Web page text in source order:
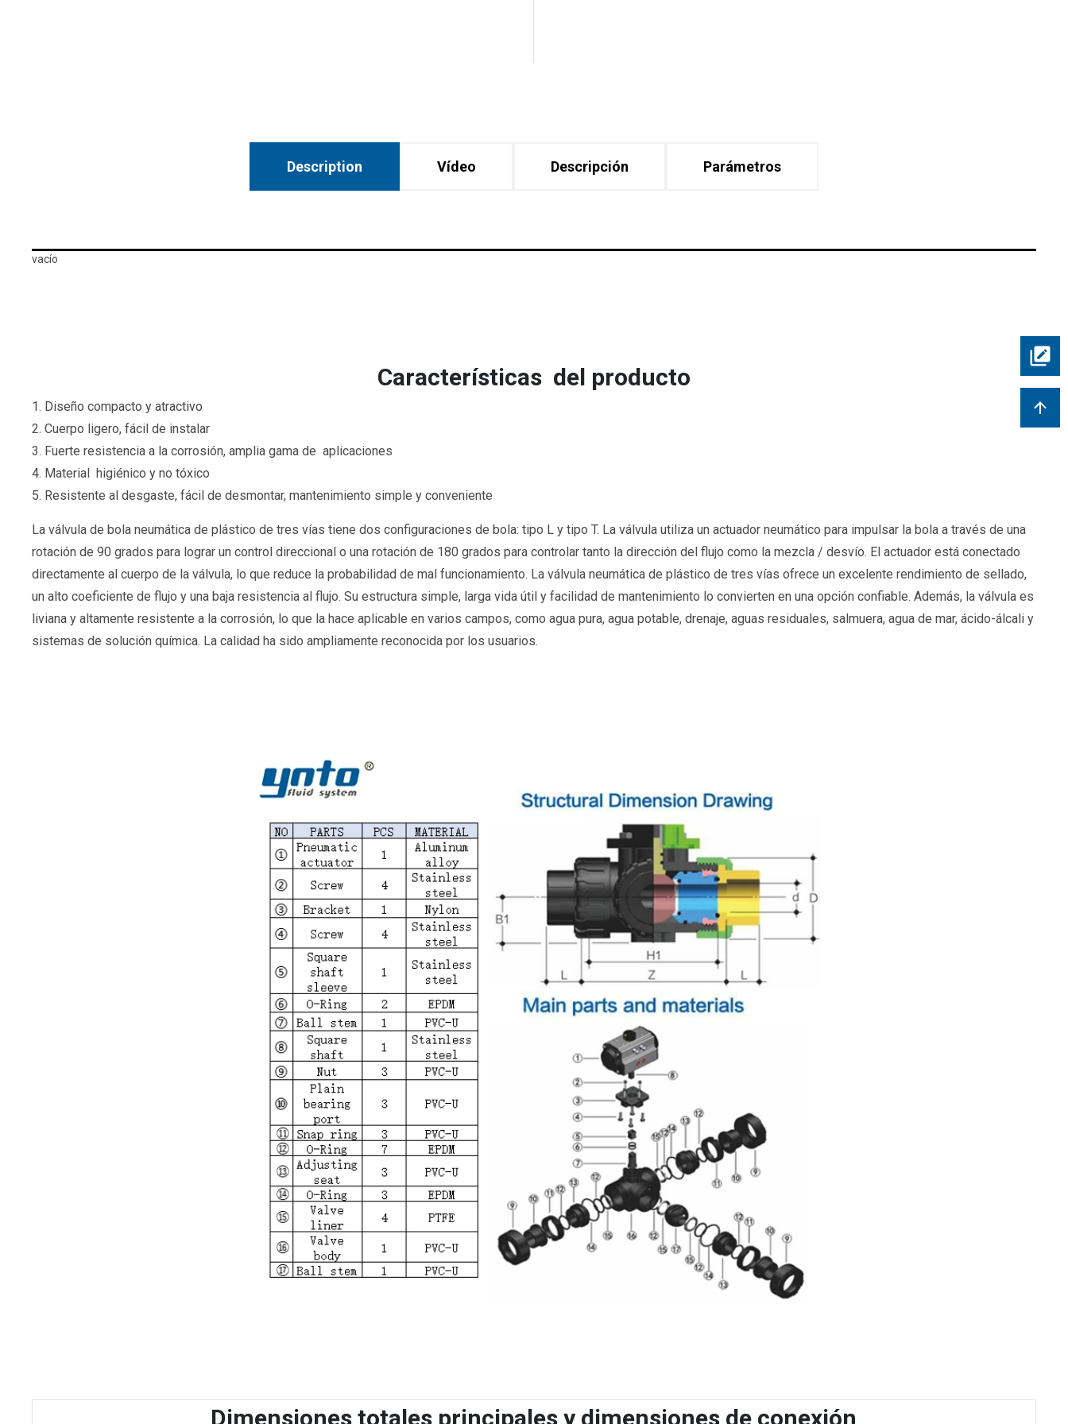
Description Vídeo Descripción Parámetros
vacío
Características del producto
1. Diseño compacto y atractivo
2. Cuerpo ligero, fácil de instalar
3. Fuerte resistencia a la corrosión, amplia gama de aplicaciones
4. Material higiénico y no tóxico
5. Resistente al desgaste, fácil de desmontar, mantenimiento simple y conveniente
La válvula de bola neumática de plástico de tres vías tiene dos configuraciones de bola: tipo L y tipo T. La válvula utiliza un actuador neumático para impulsar la bola a través de una
rotación de 90 grados para lograr un control direccional o una rotación de 180 grados para controlar tanto la dirección del flujo como la mezcla / desvío. El actuador está conectado
directamente al cuerpo de la válvula, lo que reduce la probabilidad de mal funcionamiento. La válvula neumática de plástico de tres vías ofrece un excelente rendimiento de sellado,
un alto coeficiente de flujo y una baja resistencia al flujo. Su estructura simple, larga vida útil y facilidad de mantenimiento lo convierten en una opción confiable. Además, la válvula es
liviana y altamente resistente a la corrosión, lo que la hace aplicable en varios campos, como agua pura, agua potable, drenaje, aguas residuales, salmuera, agua de mar, ácido-álcali y
sistemas de solución química. La calidad ha sido ampliamente reconocida por los usuarios.
Dimensiones totales principales y dimensiones de conexión